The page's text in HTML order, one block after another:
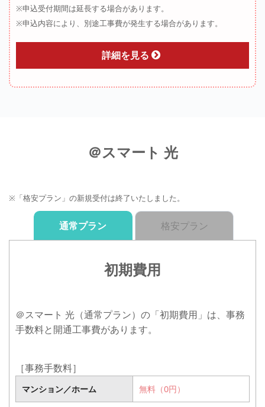
※申込受付期間は延長する場合があります。
※申込内容により、別途工事費が発生する場合があります。
詳細を見る
＠スマート 光
※「格安プラン」の新規受付は終了いたしました。
通常プラン 格安プラン
初期費用
＠スマート 光（通常プラン）の「初期費用」は、事務
手数料と開通工事費があります。
［事務手数料］
マンション／ホーム 無料（0円）
マンション／ホーム 無料（0円）